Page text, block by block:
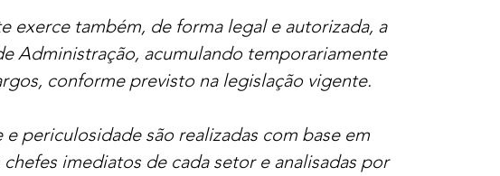
exerce também, de forma legal e autorizada, a
Administração, acumulando temporariamente
conforme previsto na legislação vigente.
periculosidade são realizadas com base em
imediatos de cada setor e analisadas por